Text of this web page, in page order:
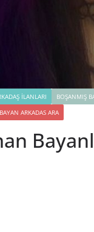
İLANLARI BOŞANMIŞ
ARKADAS ARA